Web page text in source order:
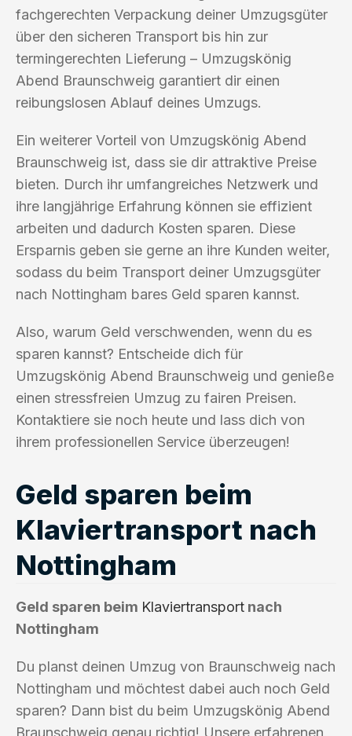
fachgerechten Verpackung deiner Umzugsgüter
über den sicheren Transport bis hin zur
termingerechten Lieferung – Umzugskönig
Abend Braunschweig garantiert dir einen
reibungslosen Ablauf deines Umzugs.
Ein weiterer Vorteil von Umzugskönig Abend
Braunschweig ist, dass sie dir attraktive Preise
bieten. Durch ihr umfangreiches Netzwerk und
ihre langjährige Erfahrung können sie effizient
arbeiten und dadurch Kosten sparen. Diese
Ersparnis geben sie gerne an ihre Kunden weiter,
sodass du beim Transport deiner Umzugsgüter
nach Nottingham bares Geld sparen kannst.
Also, warum Geld verschwenden, wenn du es
sparen kannst? Entscheide dich für
Umzugskönig Abend Braunschweig und genieße
einen stressfreien Umzug zu fairen Preisen.
Kontaktiere sie noch heute und lass dich von
ihrem professionellen Service überzeugen!
Geld sparen beim
Klaviertransport nach
Nottingham
Geld sparen beim Klaviertransport nach
Nottingham
Du planst deinen Umzug von Braunschweig nach
Nottingham und möchtest dabei auch noch Geld
sparen? Dann bist du beim Umzugskönig Abend
Braunschweig genau richtig! Unsere erfahrenen